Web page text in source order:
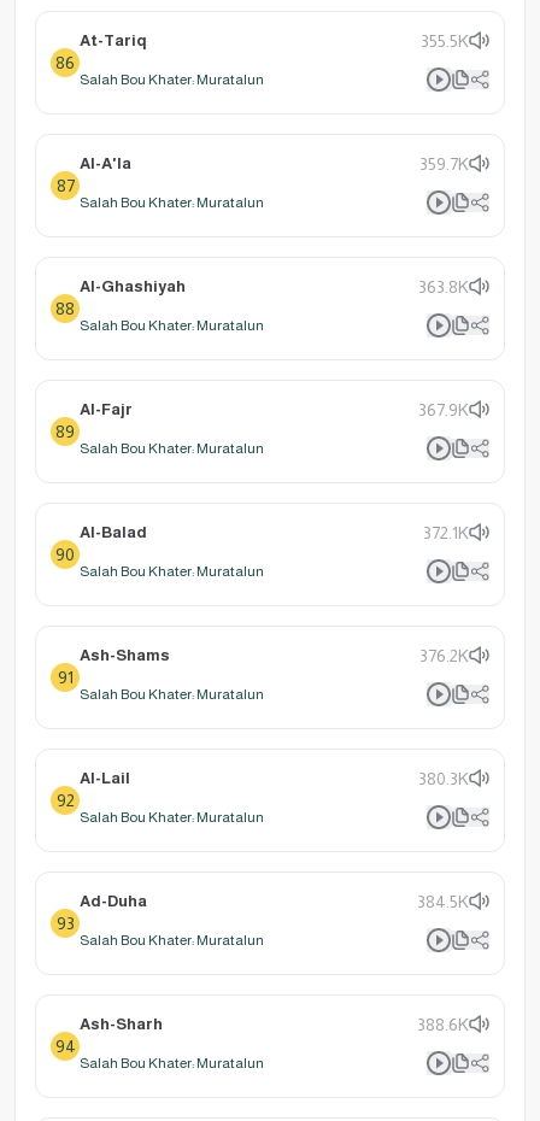
86
At-Tariq 355.5K
Salah Bou Khater: Muratalun
87
Al-A'la 359.7K
Salah Bou Khater: Muratalun
88
Al-Ghashiyah 363.8K
Salah Bou Khater: Muratalun
89
Al-Fajr 367.9K
Salah Bou Khater: Muratalun
90
Al-Balad 372.1K
Salah Bou Khater: Muratalun
91
Ash-Shams 376.2K
Salah Bou Khater: Muratalun
92
Al-Lail 380.3K
Salah Bou Khater: Muratalun
93
Ad-Duha 384.5K
Salah Bou Khater: Muratalun
94
Ash-Sharh 388.6K
Salah Bou Khater: Muratalun